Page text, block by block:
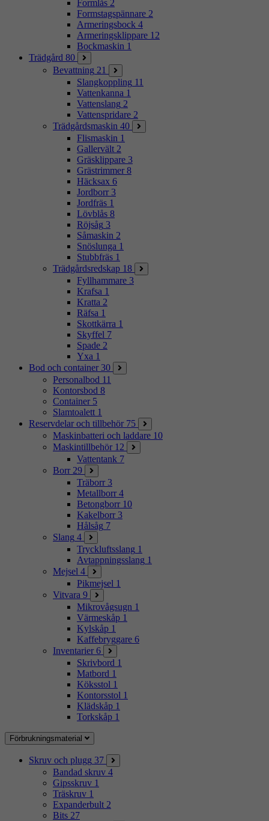
Formlås 2
Formstagspännare 2
Armeringsbock 4
Armeringsklippare 12
Bockmaskin 1
Trädgård 80
Bevattning 21
Slangkoppling 11
Vattenkanna 1
Vattenslang 2
Vattenspridare 2
Trädgårdsmaskin 40
Flismaskin 1
Gallervält 2
Gräsklippare 3
Grästrimmer 8
Häcksax 6
Jordborr 3
Jordfräs 1
Lövblås 8
Röjsåg 3
Såmaskin 2
Snöslunga 1
Stubbfräs 1
Trädgårdsredskap 18
Fyllhammare 3
Krafsa 1
Kratta 2
Räfsa 1
Skottkärra 1
Skyffel 7
Spade 2
Yxa 1
Bod och container 30
Personalbod 11
Kontorsbod 8
Container 5
Slamtoalett 1
Reservdelar och tillbehör 75
Maskinbatteri och laddare 10
Maskintillbehör 12
Vattentank 7
Borr 29
Träborr 3
Metallborr 4
Betongborr 10
Kakelborr 3
Hålsåg 7
Slang 4
Tryckluftsslang 1
Avtappningsslang 1
Mejsel 4
Pikmejsel 1
Vitvara 9
Mikrovågsugn 1
Värmeskåp 1
Kylskåp 1
Kaffebryggare 6
Inventarier 6
Skrivbord 1
Matbord 1
Köksstol 1
Kontorsstol 1
Klädskåp 1
Torkskåp 1
Förbrukningsmaterial
Skruv och plugg 37
Bandad skruv 4
Gipsskruv 1
Träskruv 1
Expanderbult 2
Bits 27